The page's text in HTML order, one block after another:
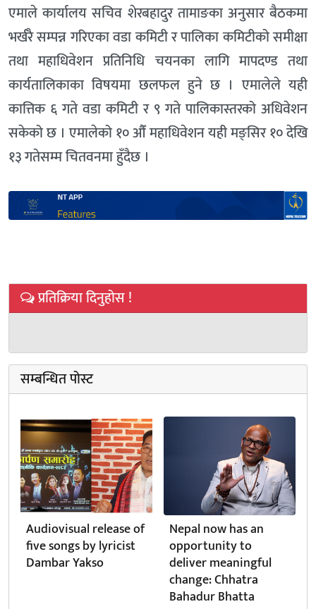
एमाले कार्यालय सचिव शेरबहादुर तामाङका अनुसार बैठकमा
भर्खरै सम्पन्न गरिएका वडा कमिटी र पालिका कमिटीको समीक्षा
तथा महाधिवेशन प्रतिनिधि चयनका लागि मापदण्ड तथा
कार्यतालिकाका विषयमा छलफल हुने छ । एमालेले यही
कात्तिक ६ गते वडा कमिटी र ९ गते पालिकास्तरको अधिवेशन
सकेको छ । एमालेको १० औँ महाधिवेशन यही मङ्सिर १० देखि
१३ गतेसम्म चितवनमा हुँदैछ ।
प्रतिक्रिया दिनुहोस !
सम्बन्धित पोस्ट
Audiovisual release of
five songs by lyricist
Dambar Yakso
Nepal now has an
opportunity to
deliver meaningful
change: Chhatra
Bahadur Bhatta